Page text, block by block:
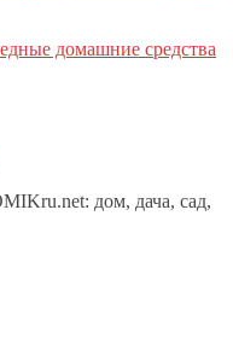
домашние средства
дом, дача, сад,